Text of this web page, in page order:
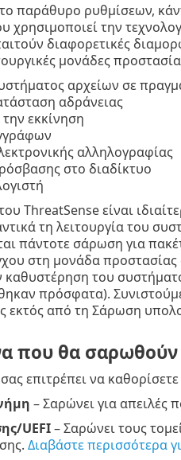
το παράθυρο ρυθμίσεων,
χρησιμοποιεί την
διαφορετικές
μονάδες
αρχείων σε
αδράνειας
εκκίνηση
αλληλογραφίας
στο διαδίκτυο
ThreatSense είναι
τη λειτουργία του
πάντοτε σάρωση για
στη μονάδα
καθυστέρηση του
πρόσφατα).
εκτός από τη Σάρωση
που θα σαρωθούν
επιτρέπει να
– Σαρώνει για απειλές
UEFI– Σαρώνει τους
Διαβάστε περισσότερα